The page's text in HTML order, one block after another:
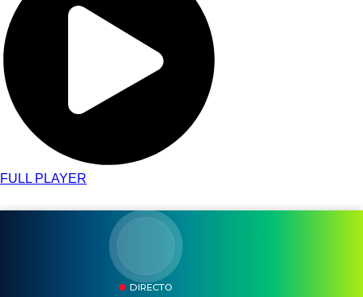
FULL PLAYER
DIRECTO